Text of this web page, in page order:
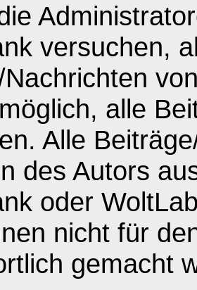
versuchen,
alle
Alle
des Autors
oder
nicht für
gemacht